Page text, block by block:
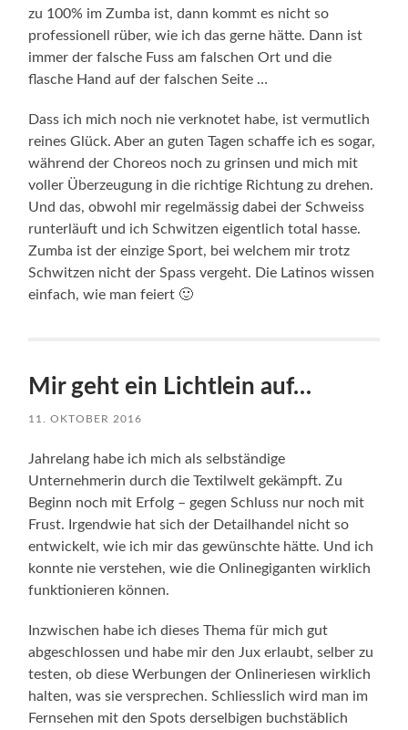
zu 100% im Zumba ist, dann kommt es nicht so
professionell rüber, wie ich das gerne hätte. Dann ist
immer der falsche Fuss am falschen Ort und die
flasche Hand auf der falschen Seite …
Dass ich mich noch nie verknotet habe, ist vermutlich
reines Glück. Aber an guten Tagen schaffe ich es sogar,
während der Choreos noch zu grinsen und mich mit
voller Überzeugung in die richtige Richtung zu drehen.
Und das, obwohl mir regelmässig dabei der Schweiss
runterläuft und ich Schwitzen eigentlich total hasse.
Zumba ist der einzige Sport, bei welchem mir trotz
Schwitzen nicht der Spass vergeht. Die Latinos wissen
einfach, wie man feiert 🙂
Mir geht ein Lichtlein auf…
11. OKTOBER 2016
Jahrelang habe ich mich als selbständige
Unternehmerin durch die Textilwelt gekämpft. Zu
Beginn noch mit Erfolg – gegen Schluss nur noch mit
Frust. Irgendwie hat sich der Detailhandel nicht so
entwickelt, wie ich mir das gewünschte hätte. Und ich
konnte nie verstehen, wie die Onlinegiganten wirklich
funktionieren können.
Inzwischen habe ich dieses Thema für mich gut
abgeschlossen und habe mir den Jux erlaubt, selber zu
testen, ob diese Werbungen der Onlineriesen wirklich
halten, was sie versprechen. Schliesslich wird man im
Fernsehen mit den Spots derselbigen buchstäblich